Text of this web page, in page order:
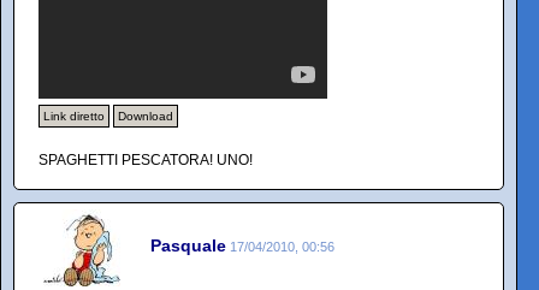
Link diretto Download
SPAGHETTI PESCATORA! UNO!
Pasquale 17/04/2010, 00:56